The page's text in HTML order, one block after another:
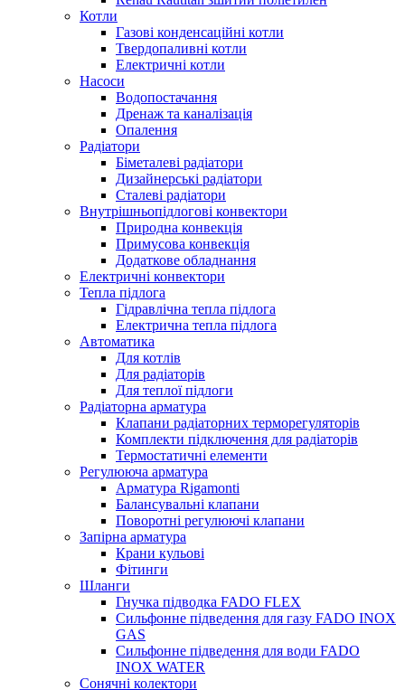
Котли
Газові конденсаційні котли
Твердопаливні котли
Електричні котли
Насоси
Водопостачання
Дренаж та каналізація
Опалення
Радіатори
Біметалеві радіатори
Дизайнерські радіатори
Сталеві радіатори
Внутрішньопідлогові конвектори
Природна конвекція
Примусова конвекція
Додаткове обладнання
Електричні конвектори
Тепла підлога
Гідравлічна тепла підлога
Електрична тепла підлога
Автоматика
Для котлів
Для радіаторів
Для теплої підлоги
Радіаторна арматура
Клапани радіаторних терморегуляторів
Комплекти підключення для радіаторів
Термостатичні елементи
Регулююча арматура
Арматура Rigamonti
Балансувальні клапани
Поворотні регулюючі клапани
Запірна арматура
Крани кульові
Фітинги
Шланги
Гнучка підводка FADO FLEX
Сильфонне підведення для газу FADO INOX
GAS
Сильфонне підведення для води FADO
INOX WATER
Сонячні колектори